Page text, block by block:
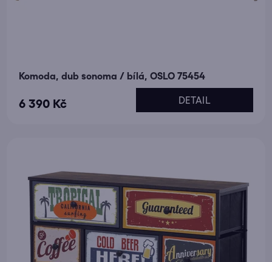
Komoda, dub sonoma / bílá, OSLO 75454
6 390 Kč DETAIL